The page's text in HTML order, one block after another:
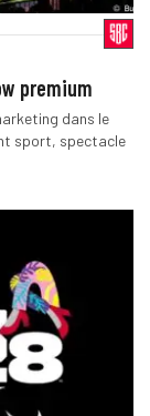
premium
dans le
sport, spectacle